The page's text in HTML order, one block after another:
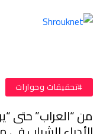
#تحقيقات وحوارات
من “العراب” حتى